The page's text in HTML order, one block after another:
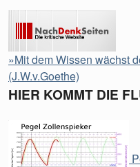
»Mit dem Wissen wächst
(J.W.v.Goethe)
HIER KOMMT DIE